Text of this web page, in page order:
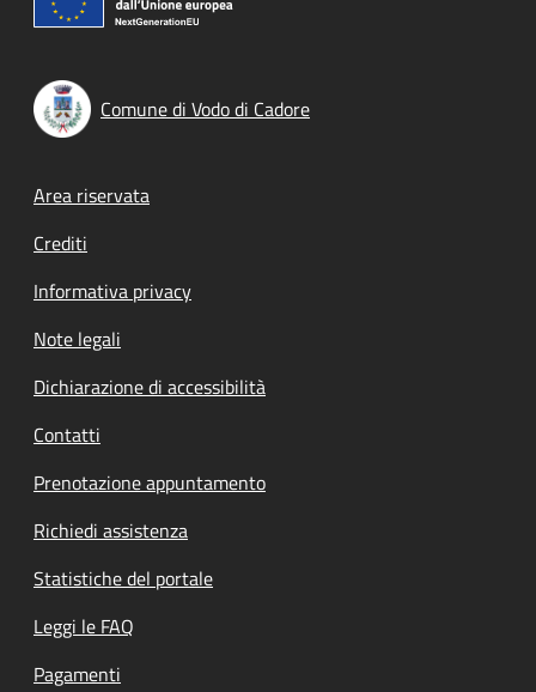
Comune di Vodo di Cadore
Footer menu
Area riservata
Crediti
Informativa privacy
Note legali
Dichiarazione di accessibilità
Contatti
Prenotazione appuntamento
Richiedi assistenza
Statistiche del portale
Leggi le FAQ
Pagamenti